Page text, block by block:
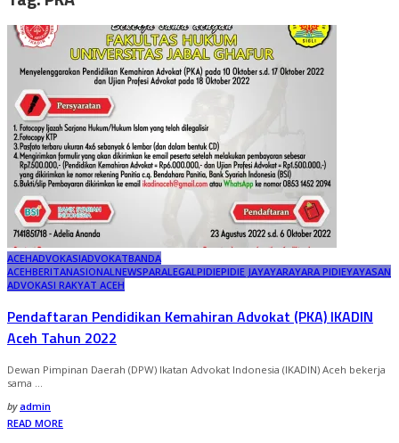
ACEHADVOKASIADVOKATBANDA
ACEHBERITANASIONAL NEWSPARALEGAL PIDIEPIDIE JAYAYARAYARA PIDIEYAYASAN
ADVOKASI RAKYAT ACEH
Pendaftaran Pendidikan Kemahiran Advokat (PKA) IKADIN
Aceh Tahun 2022
Dewan Pimpinan Daerah (DPW) Ikatan Advokat Indonesia (IKADIN) Aceh bekerja
sama
Posted
by
byadmin
READ MORE